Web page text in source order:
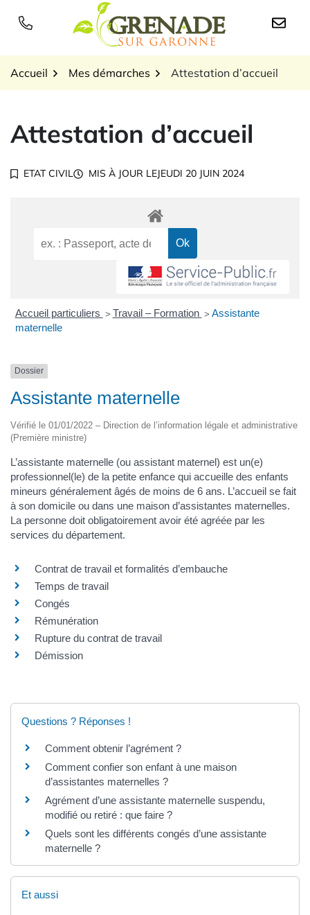
Logo Grenade sur
Accueil Mes démarches Attestation d’accueil
Attestation d’accueil
ETAT CIVIL MIS À JOUR LEJEUDI 20 JUIN 2024
Accueil particuliers > Travail – Formation > Assistante
maternelle
Dossier
Assistante maternelle
Vérifié le 01/01/2022 – Direction de l’information légale et administrative
(Première ministre)
L’assistante maternelle (ou assistant maternel) est un(e)
professionnel(le) de la petite enfance qui accueille des enfants
mineurs généralement âgés de moins de 6 ans. L’accueil se fait
à son domicile ou dans une maison d’assistantes maternelles.
La personne doit obligatoirement avoir été agréée par les
services du département.
Contrat de travail et formalités d’embauche
Temps de travail
Congés
Rémunération
Rupture du contrat de travail
Démission
Questions ? Réponses !
Comment obtenir l’agrément ?
Comment confier son enfant à une maison
d’assistantes maternelles ?
Agrément d’une assistante maternelle suspendu,
modifié ou retiré : que faire ?
Quels sont les différents congés d’une assistante
maternelle ?
Et aussi